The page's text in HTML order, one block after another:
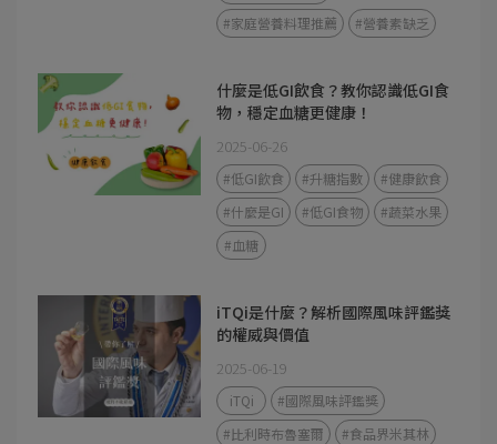
#家庭營養料理推薦
#營養素缺乏
什麼是低GI飲食？教你認識低GI食
物，穩定血糖更健康！
2025-06-26
#低GI飲食 #升糖指數
#健康飲食
#什麼是GI
#低GI食物
#蔬菜水果
#血糖
iTQi是什麼？解析國際風味評鑑獎
的權威與價值
2025-06-19
iTQi
#國際風味評鑑獎
#比利時布魯塞爾
#食品界米其林